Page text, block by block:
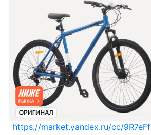
https://market.yandex.ru/cc/9R7eFf